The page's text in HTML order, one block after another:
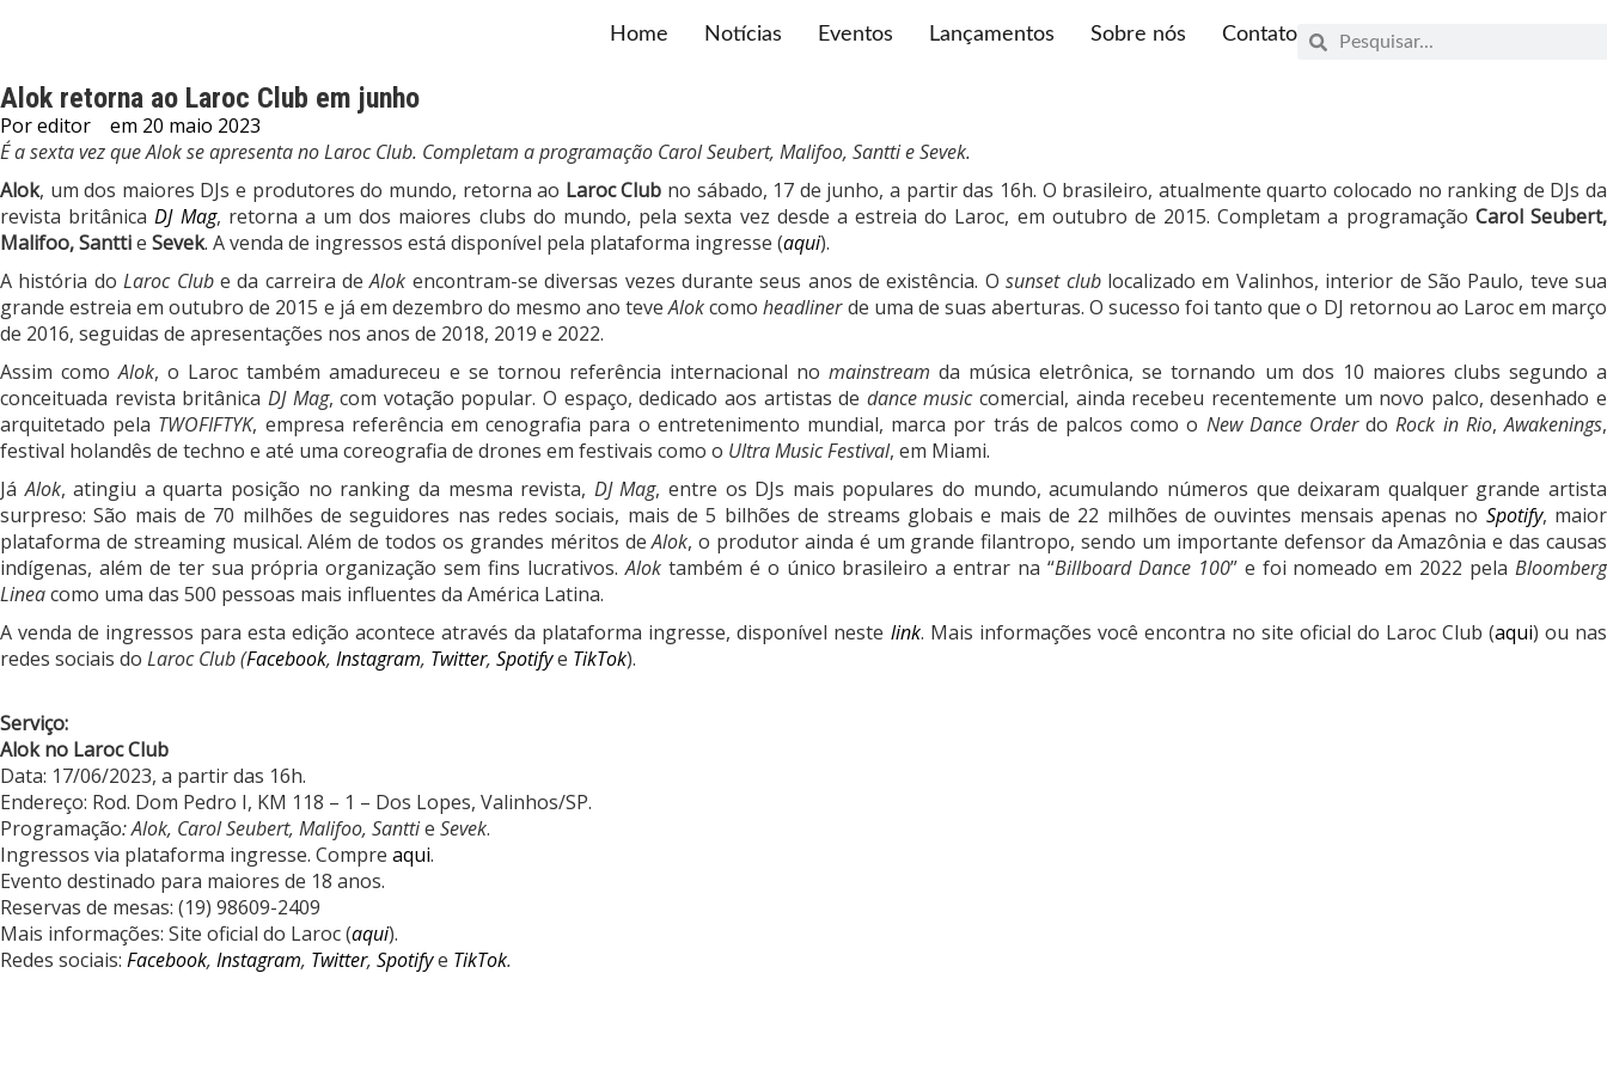
Home Notícias Eventos Lançamentos Sobre nós Contato
Alok retorna ao Laroc Club em junho
Poreditor em 20 maio 2023
É a sexta vez que Alok se apresenta no Laroc Club. Completam a programação Carol Seubert, Malifoo, Santti e Sevek.
Alok, um dos maiores DJs e produtores do mundo, retorna ao Laroc Club no sábado, 17 de junho, a partir das 16h. O brasileiro, atualmente quarto colocado no ranking de DJs da
revista britânicaDJ Mag, retorna a um dos maiores clubs do mundo, pela sexta vez desde a estreia do Laroc, em outubro de 2015. Completam a programação Carol Seubert,
Malifoo, Santtie Sevek. A venda de ingressos está disponível pela plataforma ingresse (aqui).
A história doLaroc Clube da carreira deAlok encontram-se diversas vezes durante seus anos de existência. Osunset clublocalizado em Valinhos, interior de São Paulo, teve sua
grande estreia em outubro de 2015 e já em dezembro do mesmo ano teveAlokcomoheadlinerde uma de suas aberturas. O sucesso foi tanto que o DJ retornou ao Laroc em março
de 2016, seguidas de apresentações nos anos de 2018, 2019 e 2022.
Assim comoAlok, o Laroc também amadureceu e se tornou referência internacional nomainstream da música eletrônica, se tornando um dos 10 maiores clubs segundo a
conceituada revista britânica DJ Mag, com votação popular. O espaço, dedicado aos artistas de dance musiccomercial, ainda recebeu recentemente um novo palco, desenhado e
arquitetado pela TWOFIFTYK, empresa referência em cenografia para o entretenimento mundial, marca por trás de palcos como o New Dance OrderdoRock in Rio,Awakenings,
festival holandês de techno e até uma coreografia de drones em festivais como o Ultra Music Festival, em Miami.
JáAlok, atingiu a quarta posição no ranking da mesma revista, DJ Mag, entre os DJs mais populares do mundo, acumulando números que deixaram qualquer grande artista
surpreso: São mais de 70 milhões de seguidores nas redes sociais, mais de 5 bilhões de streams globais e mais de 22 milhões de ouvintes mensais apenas no Spotify, maior
plataforma de streaming musical. Além de todos os grandes méritos deAlok, o produtor ainda é um grande filantropo, sendo um importante defensor da Amazônia e das causas
indígenas, além de ter sua própria organização sem fins lucrativos.Aloktambém é o único brasileiro a entrar na “Billboard Dance 100” e foi nomeado em 2022 pelaBloomberg
Lineacomo uma das 500 pessoas mais influentes da América Latina.
A venda de ingressos para esta edição acontece através da plataforma ingresse, disponível neste link. Mais informações você encontra no site oficial do Laroc Club (aqui) ou nas
redes sociais do Laroc Club (Facebook, Instagram, Twitter, Spotifye TikTok).
Serviço:
Alok no Laroc Club
Data: 17/06/2023, a partir das 16h.
Endereço: Rod. Dom Pedro I, KM 118 – 1 – Dos Lopes, Valinhos/SP.
Programação: Alok, Carol Seubert, Malifoo, Santtie Sevek.
Ingressos via plataforma ingresse. Compre aqui.
Evento destinado para maiores de 18 anos.
Reservas de mesas: (19) 98609-2409
Mais informações: Site oficial do Laroc (aqui).
Redes sociais: Facebook, Instagram, Twitter, Spotifye TikTok.